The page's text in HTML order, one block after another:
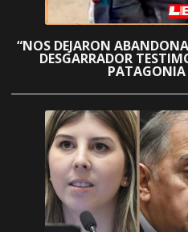
“NOS DEJARON
DESGARRADOR